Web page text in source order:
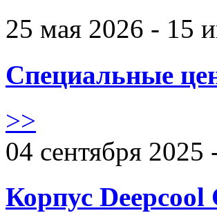
25 мая 2026 - 15
Специальные
>>
04 сентября
Корпус